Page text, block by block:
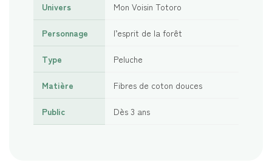
Univers Mon Voisin Totoro
Personnage l’esprit de la forêt
Type Peluche
Matière Fibres de coton douces
Public Dès 3 ans